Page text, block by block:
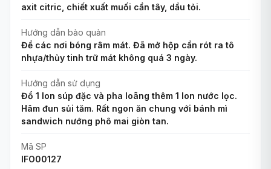
axit citric, chiết xuất muối cần tây, dầu tỏi.
Hướng dẫn bảo quản
Để các nơi bóng râm mát. Đã mở hộp cần rót ra tô
nhựa/thủy tinh trữ mát không quá 3 ngày.
Hướng dẫn sử dụng
Đổ 1 lon súp đặc và pha loãng thêm 1 lon nước lọc.
Hâm đun sủi tăm. Rất ngon ăn chung với bánh mì
sandwich nướng phô mai giòn tan.
Mã SP
IFO00127